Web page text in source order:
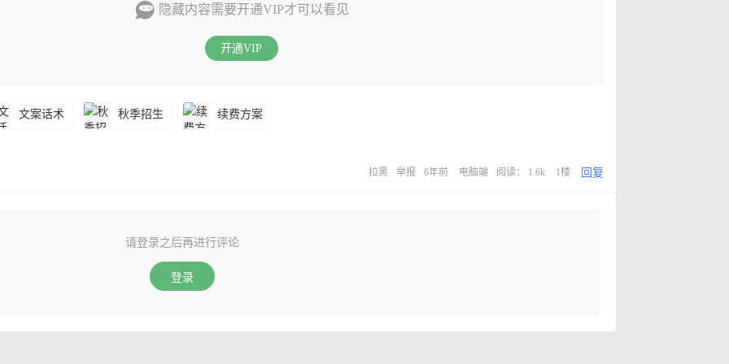
隐藏内容需要开通VIP才可以看见
开通VIP
文案话术 秋季招生 续费方案
拉黑 举报 6年前 电脑端 阅读： 1.6k 1楼 回复
请登录之后再进行评论
登录